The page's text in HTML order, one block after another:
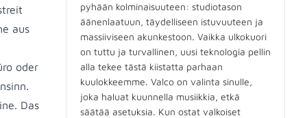
aus
oder
Das
pyhään kolminaisuuteen: studiotason
äänenlaatuun, täydelliseen istuvuuteen ja
massiiviseen akunkestoon. Vaikka ulkokuori
on tuttu ja turvallinen, uusi teknologia pellin
alla tekee tästä kiistatta parhaan
kuulokkeemme. Valco on valinta sinulle,
joka haluat kuunnella musiikkia, etkä
säätää asetuksia. Kun ostat valkoiset